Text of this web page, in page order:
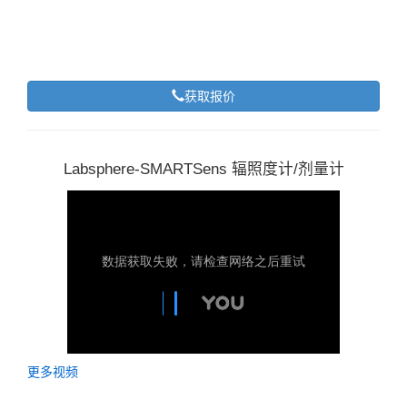
获取报价
Labsphere-SMARTSens 辐照度计/剂量计
更多视频